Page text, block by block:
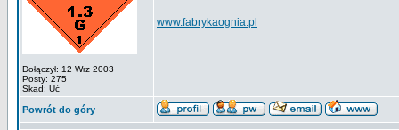
Dołączył: 12 Wrz 2003
Posty: 275
Skąd: Uć
www.fabrykaognia.pl
Powrót do góry